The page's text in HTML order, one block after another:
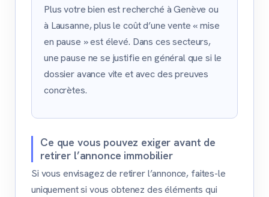
Plus votre bien est recherché à Genève ou
à Lausanne, plus le coût d’une vente « mise
en pause » est élevé. Dans ces secteurs,
une pause ne se justifie en général que si le
dossier avance vite et avec des preuves
concrètes.
Ce que vous pouvez exiger avant de
retirer l’annonce immobilier
Si vous envisagez de retirer l’annonce, faites-le
uniquement si vous obtenez des éléments qui